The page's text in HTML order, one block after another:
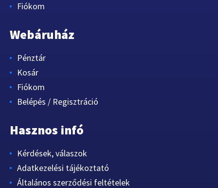
Fiókom
Webáruház
Pénztár
Kosár
Fiókom
Belépés / Regisztráció
Hasznos infó
Kérdések, válaszok
Adatkezelési tájékoztató
Általános szerződési feltételek